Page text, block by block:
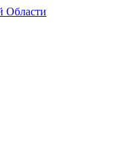
Области